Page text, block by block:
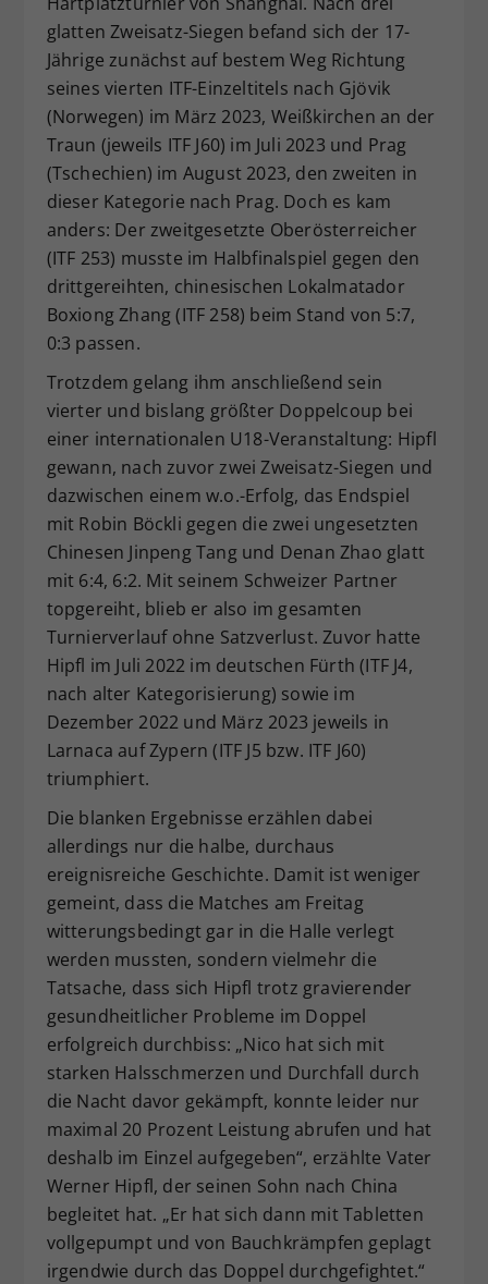
glatten Zweisatz-Siegen befand sich der 17-
Jährige zunächst auf bestem Weg Richtung
seines vierten ITF-Einzeltitels nach Gjövik
(Norwegen) im März 2023, Weißkirchen an der
Traun (jeweils ITF J60) im Juli 2023 und Prag
(Tschechien) im August 2023, den zweiten in
dieser Kategorie nach Prag. Doch es kam
anders: Der zweitgesetzte Oberösterreicher
(ITF 253) musste im Halbfinalspiel gegen den
drittgereihten, chinesischen Lokalmatador
Boxiong Zhang (ITF 258) beim Stand von 5:7,
0:3 passen.
Trotzdem gelang ihm anschließend sein
vierter und bislang größter Doppelcoup bei
einer internationalen U18-Veranstaltung: Hipfl
gewann, nach zuvor zwei Zweisatz-Siegen und
dazwischen einem w.o.-Erfolg, das Endspiel
mit Robin Böckli gegen die zwei ungesetzten
Chinesen Jinpeng Tang und Denan Zhao glatt
mit 6:4, 6:2. Mit seinem Schweizer Partner
topgereiht, blieb er also im gesamten
Turnierverlauf ohne Satzverlust. Zuvor hatte
Hipfl im Juli 2022 im deutschen Fürth (ITF J4,
nach alter Kategorisierung) sowie im
Dezember 2022 und März 2023 jeweils in
Larnaca auf Zypern (ITF J5 bzw. ITF J60)
triumphiert.
Die blanken Ergebnisse erzählen dabei
allerdings nur die halbe, durchaus
ereignisreiche Geschichte. Damit ist weniger
gemeint, dass die Matches am Freitag
witterungsbedingt gar in die Halle verlegt
werden mussten, sondern vielmehr die
Tatsache, dass sich Hipfl trotz gravierender
gesundheitlicher Probleme im Doppel
erfolgreich durchbiss: „Nico hat sich mit
starken Halsschmerzen und Durchfall durch
die Nacht davor gekämpft, konnte leider nur
maximal 20 Prozent Leistung abrufen und hat
deshalb im Einzel aufgegeben“, erzählte Vater
Werner Hipfl, der seinen Sohn nach China
begleitet hat. „Er hat sich dann mit Tabletten
vollgepumpt und von Bauchkrämpfen geplagt
irgendwie durch das Doppel durchgefightet.“
Zweck
Dieser Wert speichert Ihre Consent-
Einstellungen. Unter anderem eine
zufällig generierte ID, für die
historische Speicherung Ihrer
vorgenommen Einstellungen, falls der
Webseiten-Betreiber dies eingestellt
hat.